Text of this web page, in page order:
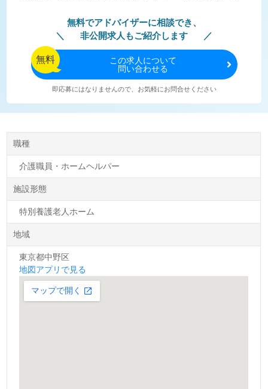
無料でアドバイザーに相談でき、
非公開求人もご紹介します
無料 この求人について
問い合わせる
即応募にはなりませんので、お気軽にお問合せください
職種
介護職員・ホームヘルパー
施設形態
特別養護老人ホーム
地域
東京都中野区
地図アプリで見る